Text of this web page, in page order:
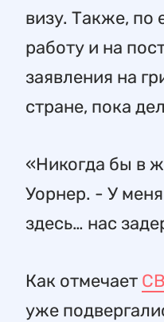
визу. Также, по
работу и на
заявления на
стране, пока
«Никогда бы в
Уорнер. - У
здесь… нас
Как отмечает
уже